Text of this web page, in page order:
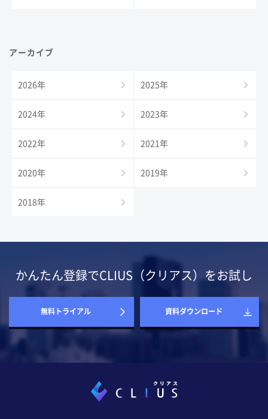
アーカイブ
2026年 2025年
2024年 2023年
2022年 2021年
2020年 2019年
2018年
かんたん登録でCLIUS（クリアス）をお試し
無料トライアル 資料ダウンロード